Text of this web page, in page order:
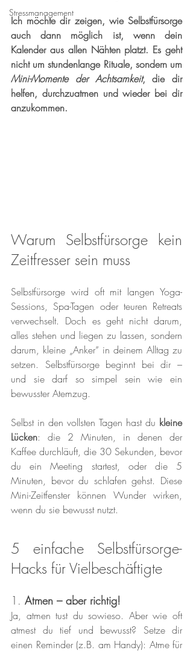
Stressmanagement
Ich möchte dir zeigen, wie Selbstfürsorge
auch dann möglich ist, wenn dein
Kalender aus allen Nähten platzt. Es geht
Mini-Momente der Achtsamkeit, die dir
helfen, durchzuatmen und wieder bei dir
anzukommen.
Warum Selbstfürsorge kein
Zeitfresser sein muss
Selbstfürsorge wird oft mit langen Yoga-
Sessions, Spa-Tagen oder teuren Retreats
verwechselt. Doch es geht nicht darum,
alles stehen und liegen zu lassen, sondern
darum, kleine „Anker“ in deinem Alltag zu
setzen. Selbstfürsorge beginnt bei dir –
und sie darf so simpel sein wie ein
bewusster Atemzug.
Selbst in den vollsten Tagen hast du kleine
Lücken: die 2 Minuten, in denen der
Kaffee durchläuft, die 30 Sekunden, bevor
du ein Meeting startest, oder die 5
Minuten, bevor du schlafen gehst. Diese
Mini-Zeitfenster können Wunder wirken,
wenn du sie bewusst nutzt.
5 einfache Selbstfürsorge-
Hacks für Vielbeschäftigte
1. Atmen – aber richtig!
Ja, atmen tust du sowieso. Aber wie oft
atmest du tief und bewusst? Setze dir
einen Reminder (z.B. am Handy): Atme für